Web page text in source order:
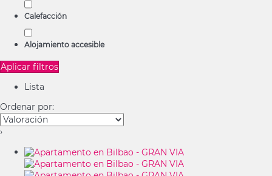
Calefacción
Alojamiento accesible
Aplicar filtros
Lista
Ordenar por:
›